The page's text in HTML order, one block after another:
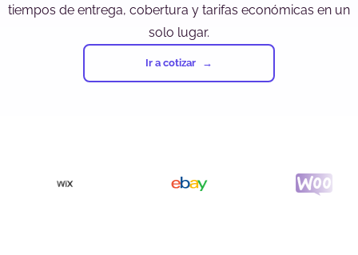
tiempos de entrega, cobertura y tarifas económicas en un
solo lugar.
Ir a cotizar